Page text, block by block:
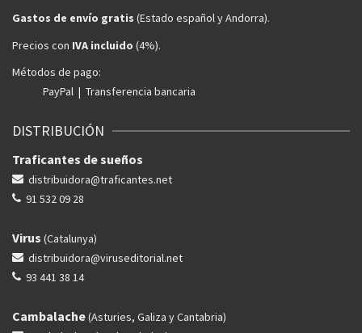
Gastos de envío gratis (Estado español y Andorra).
Precios con IVA incluido (4%).
Métodos de pago:
PayPal | Transferencia bancaria
DISTRIBUCIÓN
Traficantes de sueños
distribuidora@traficantes.net
91 532 09 28
Virus (Catalunya)
distribuidora@viruseditorial.net
93 441 38 14
Cambalache(Asturies, Galiza y Cantabria)